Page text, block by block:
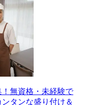
無資格・未経験で
タンな盛り付け＆